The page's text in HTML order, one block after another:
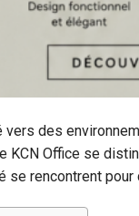
vers des
Office se
rencontrent